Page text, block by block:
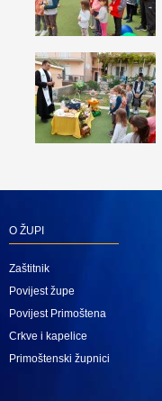
O ŽUPI
Zaštitnik
Povijest župe
Povijest Primoštena
Crkve i kapelice
Primoštenski župnici